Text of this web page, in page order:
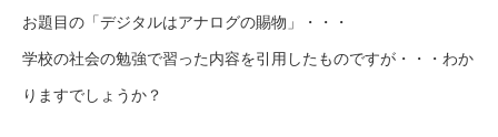
お題目の「デジタルはアナログの賜物」・・・
学校の社会の勉強で習った内容を引用したものですが・・・わか
りますでしょうか？